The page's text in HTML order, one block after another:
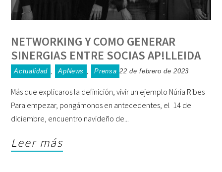
NETWORKING Y COMO GENERAR
SINERGIAS ENTRE SOCIAS AP!LLEIDA
Actualidad ApNews Prensa 22 de febrero de 2023
Más que explicaros la definición, vivir un ejemplo Núria Ribes
Para empezar, pongámonos en antecedentes, el 14 de
diciembre, encuentro navideño de
Leer más